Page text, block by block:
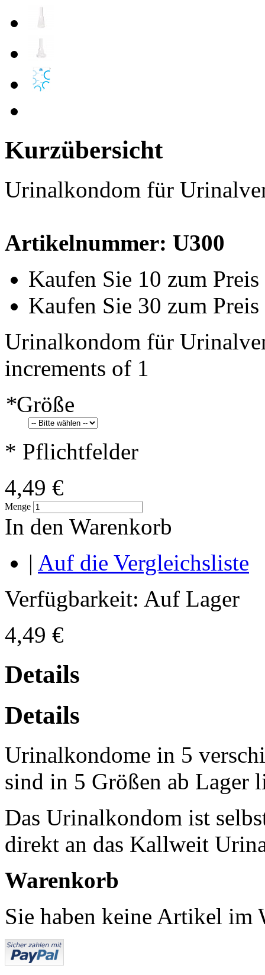
Kurzübersicht
Urinalkondom für
Artikelnummer: U300
Kaufen Sie 10 zum
Kaufen Sie 30 zum
Urinalkondom für
increments of 1
*Größe
* Pflichtfelder
4,49 €
Menge
In den Warenkorb
| Auf die Vergleichsliste
Verfügbarkeit: Auf Lager
4,49 €
Details
Details
Urinalkondome in 5
sind in 5 Größen ab Lager
Das Urinalkondom ist
direkt an das Kallweit
Warenkorb
Sie haben keine Artikel im